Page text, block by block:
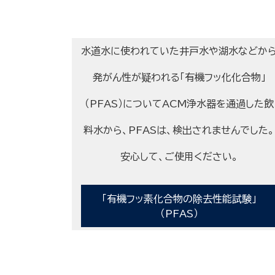
水道水に使われていた井戸水や湖水などか
発がん性が疑われる「有機フッ化化合物」
（PFAS）についてACM浄水器を通過した飲
料水から、PFASは、検出されませんでした。
安心して、ご使用ください。
「有機フッ素化合物の除去性能試験」
（PFAS）